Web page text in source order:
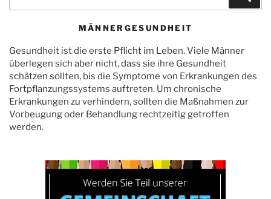
MÄNNERGESUNDHEIT
Gesundheit ist die erste Pflicht im Leben. Viele Männer
überlegen sich aber nicht, dass sie ihre Gesundheit
schätzen sollten, bis die Symptome von Erkrankungen des
Fortpflanzungssystems auftreten. Um chronische
Erkrankungen zu verhindern, sollten die Maßnahmen zur
Vorbeugung oder Behandlung rechtzeitig getroffen
werden.